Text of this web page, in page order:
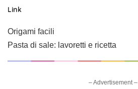
Link
Origami facili
Pasta di sale: lavoretti e ricetta
– Advertisement –